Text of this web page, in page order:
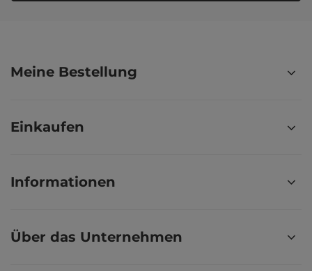
Meine Bestellung
Einkaufen
Informationen
Über das Unternehmen